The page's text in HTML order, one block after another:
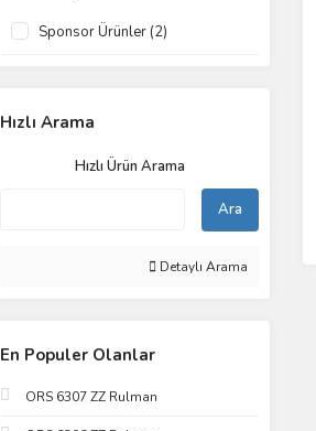
Sponsor Ürünler (2)
Hızlı Arama
Hızlı Ürün Arama
Ara
Detaylı Arama
En Populer Olanlar
ORS 6307 ZZ Rulman